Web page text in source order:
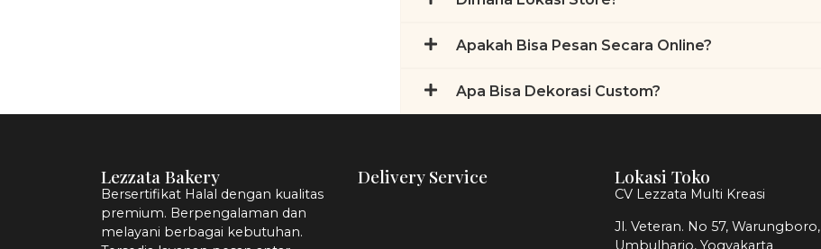
Apakah Bisa Pesan Secara Online?
Apa Bisa Dekorasi Custom?
Lezzata Bakery
Bersertifikat Halal dengan kualitas
premium. Berpengalaman dan
melayani berbagai kebutuhan.
Delivery Service Lokasi Toko
CV Lezzata Multi Kreasi
Jl. Veteran. No 57, Warungboro,
Umbulharjo, Yogyakarta